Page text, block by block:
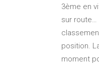
3ème en
sur route…
position.
moment